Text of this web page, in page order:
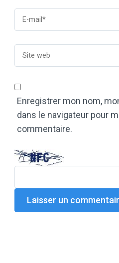
Enregistrer mon nom,
dans le navigateur pour
commentaire.